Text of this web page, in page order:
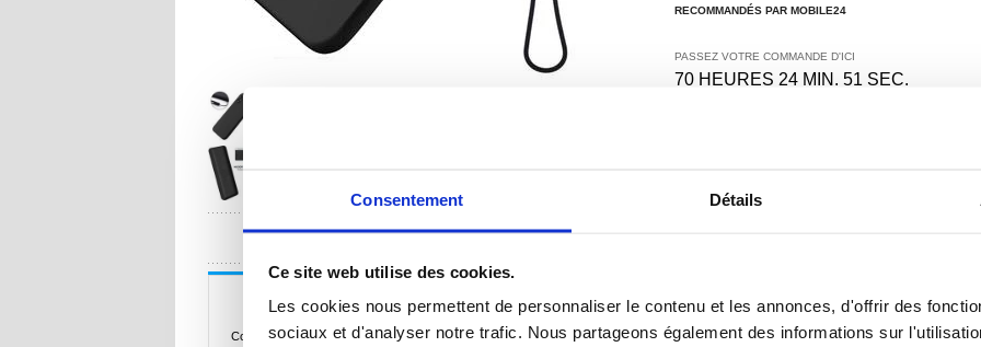
Consentement Détails
Ce site web utilise des cookies.
Les cookies nous permettent de personnaliser le contenu et les annonces, d'offrir des
sociaux et d'analyser notre trafic. Nous partageons également des informations sur
RECOMMANDÉS PAR MOBILE24
PASSEZ VOTRE COMMANDE D'ICI
70 HEURES 24 MIN. 50 SEC.
UNE QUESTION ? CONTACTEZ-NOUS !
Coque en silicone liquide avec dragonne pour Oppo A18, Oppo A38